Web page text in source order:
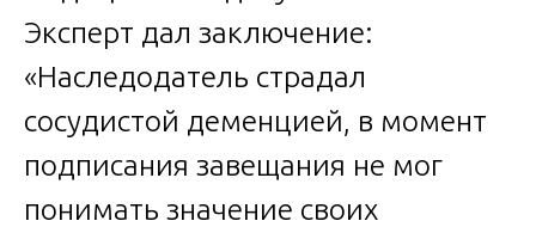
Эксперт дал заключение:
«Наследодатель страдал
сосудистой деменцией, в момент
подписания завещания не мог
понимать значение своих